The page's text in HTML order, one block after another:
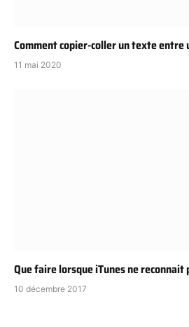
Comment copier-coller un texte entre
11 mai 2020
Que faire lorsque iTunes ne reconnait
10 décembre 2017